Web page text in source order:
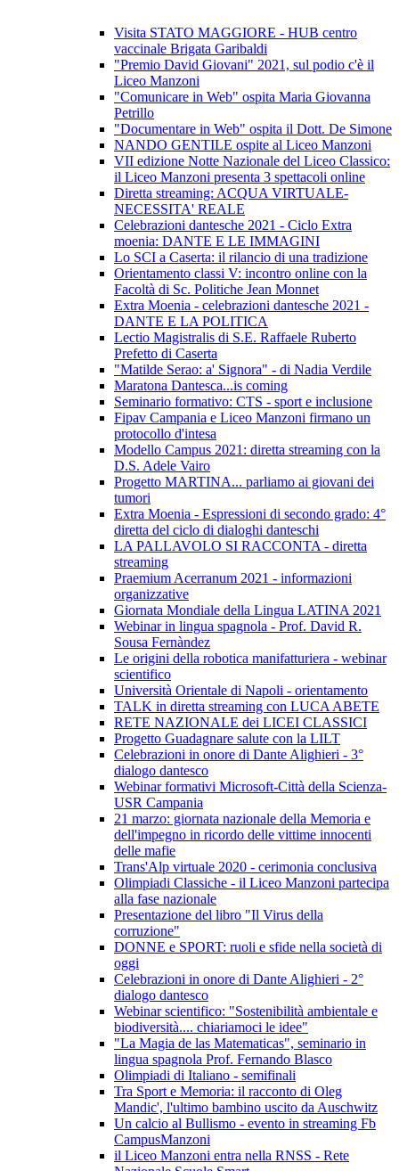
Visita STATO MAGGIORE - HUB centro
vaccinale Brigata Garibaldi
"Premio David Giovani" 2021, sul podio c'è il
Liceo Manzoni
"Comunicare in Web" ospita Maria Giovanna
Petrillo
"Documentare in Web" ospita il Dott. De Simone
NANDO GENTILE ospite al Liceo Manzoni
VII edizione Notte Nazionale del Liceo Classico:
il Liceo Manzoni presenta 3 spettacoli online
Diretta streaming: ACQUA VIRTUALE-
NECESSITA' REALE
Celebrazioni dantesche 2021 - Ciclo Extra
moenia: DANTE E LE IMMAGINI
Lo SCI a Caserta: il rilancio di una tradizione
Orientamento classi V: incontro online con la
Facoltà di Sc. Politiche Jean Monnet
Extra Moenia - celebrazioni dantesche 2021 -
DANTE E LA POLITICA
Lectio Magistralis di S.E. Raffaele Ruberto
Prefetto di Caserta
"Matilde Serao: a' Signora" - di Nadia Verdile
Maratona Dantesca...is coming
Seminario formativo: CTS - sport e inclusione
Fipav Campania e Liceo Manzoni firmano un
protocollo d'intesa
Modello Campus 2021: diretta streaming con la
D.S. Adele Vairo
Progetto MARTINA... parliamo ai giovani dei
tumori
Extra Moenia - Espressioni di secondo grado: 4°
diretta del ciclo di dialoghi danteschi
LA PALLAVOLO SI RACCONTA - diretta
streaming
Praemium Acerranum 2021 - informazioni
organizzative
Giornata Mondiale della Lingua LATINA 2021
Webinar in lingua spagnola - Prof. David R.
Sousa Fernàndez
Le origini della robotica manifatturiera - webinar
scientifico
Università Orientale di Napoli - orientamento
TALK in diretta streaming con LUCA ABETE
RETE NAZIONALE dei LICEI CLASSICI
Progetto Guadagnare salute con la LILT
Celebrazioni in onore di Dante Alighieri - 3°
dialogo dantesco
Webinar formativi Microsoft-Città della Scienza-
USR Campania
21 marzo: giornata nazionale della Memoria e
dell'impegno in ricordo delle vittime innocenti
delle mafie
Trans'Alp virtuale 2020 - cerimonia conclusiva
Olimpiadi Classiche - il Liceo Manzoni partecipa
alla fase nazionale
Presentazione del libro "Il Virus della
corruzione"
DONNE e SPORT: ruoli e sfide nella società di
oggi
Celebrazioni in onore di Dante Alighieri - 2°
dialogo dantesco
Webinar scientifico: "Sostenibilità ambientale e
biodiversità.... chiariamoci le idee"
"La Magia de las Matematicas", seminario in
lingua spagnola Prof. Fernando Blasco
Olimpiadi di Italiano - semifinali
Tra Sport e Memoria: il racconto di Oleg
Mandic', l'ultimo bambino uscito da Auschwitz
Un calcio al Bullismo - evento in streaming Fb
CampusManzoni
il Liceo Manzoni entra nella RNSS - Rete